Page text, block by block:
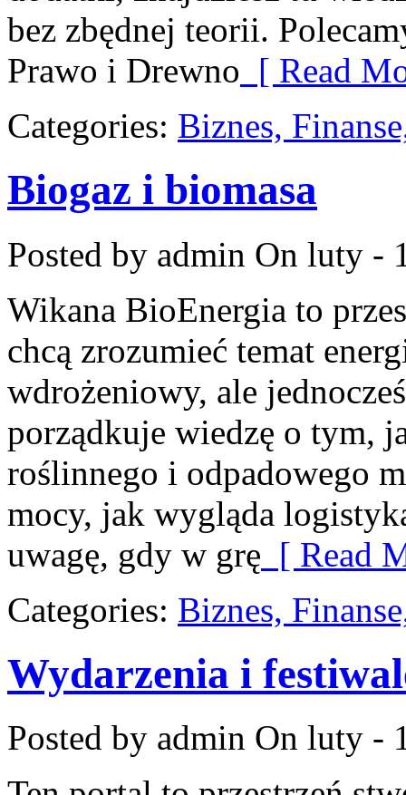
bez zbędnej teorii.
Prawo i Drewno [ Read
Categories: Biznes,
Biogaz i biomasa
Posted by admin On luty -
Wikana BioEnergia to
chcą zrozumieć temat
wdrożeniowy, ale
porządkuje wiedzę o tym,
roślinnego i odpadowego
mocy, jak wygląda
uwagę, gdy w grę [ Read
Categories: Biznes,
Wydarzenia i
Posted by admin On luty -